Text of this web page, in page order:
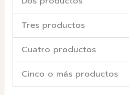
Tres productos
Cuatro productos
Cinco o más productos